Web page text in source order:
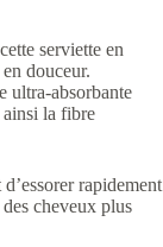
serviette en
douceur.
ultra-absorbante
ainsi la fibre
rapidement
des cheveux plus